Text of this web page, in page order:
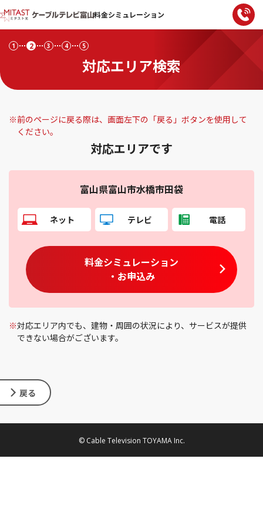
料金シミュレーション
対応エリア検索
1 2 3 4 5
※前のページに戻る際は、画面左下の「戻る」ボタンを使用して
ください。
対応エリアです
富山県富山市水橋市田袋
ネット テレビ 電話
料金シミュレーション
・お申込み
※対応エリア内でも、建物・周囲の状況により、サービスが提供
できない場合がございます。
戻る
© Cable Television TOYAMA Inc.